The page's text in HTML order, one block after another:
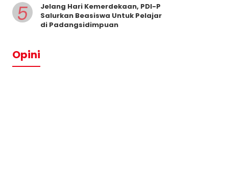
5
Jelang Hari Kemerdekaan, PDI-P
Salurkan Beasiswa Untuk Pelajar
di Padangsidimpuan
Opini